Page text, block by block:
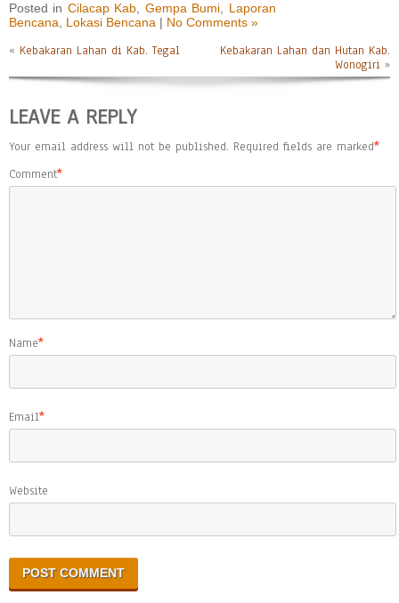
Posted in Cilacap Kab Gempa Bumi
Laporan
Bencana
Lokasi Bencana | No Comments »
« Kebakaran Lahan di Kab. Tegal
Kebakaran Lahan dan Hutan Kab.
Wonogiri »
LEAVE A REPLY
Your email address will not be published. Required fields are marked*
Comment*
Name*
Email*
Website